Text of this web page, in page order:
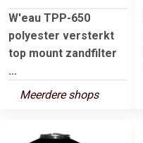
W'eau TPP-650
polyester versterkt
top mount zandfilter
...
Meerdere shops